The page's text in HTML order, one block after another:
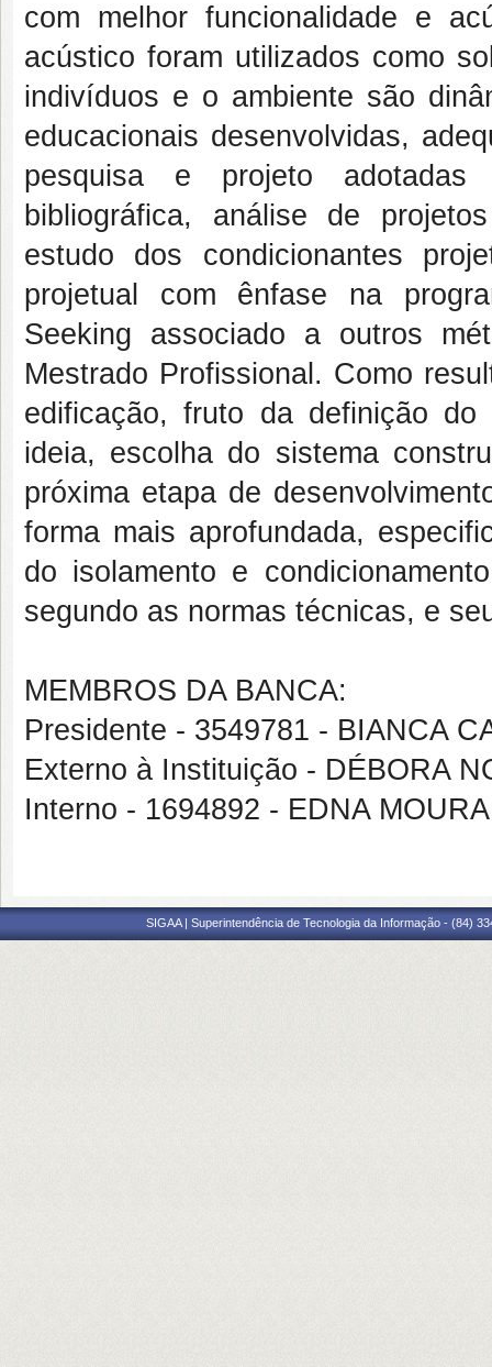
com melhor funcionalidade e
acústico foram utilizados como
indivíduos e o ambiente são
educacionais desenvolvidas,
pesquisa e projeto adotadas
bibliográfica, análise de
estudo dos condicionantes
projetual com ênfase na
Seeking associado a outros
Mestrado Profissional. Como
edificação, fruto da definição
ideia, escolha do sistema
próxima etapa de
forma mais aprofundada,
do isolamento e
segundo as normas técnicas, e
MEMBROS DA BANCA:
Presidente - 3549781 - BIANCA
Externo à Instituição - DÉBORA
Interno - 1694892 - EDNA
SIGAA | Superintendência de Tecnologia da Informação - (84)